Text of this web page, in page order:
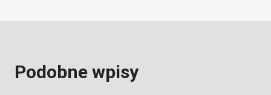
Podobne wpisy